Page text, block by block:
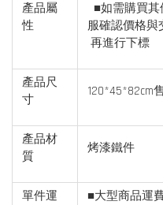
產品屬
性
■如需購買
服確認價格與
再進行下標
產品尺
寸
120*45*82cm
產品材
質
烤漆鐵件
單件運
■大型商品運